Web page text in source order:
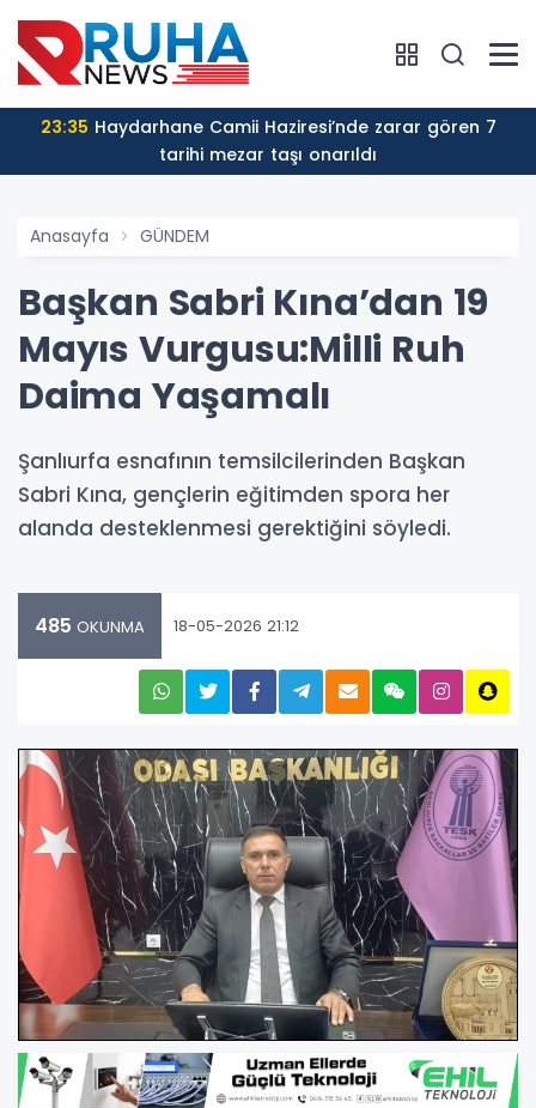
23:35
tarihi mezar taşı onarıldı
Anasayfa GÜNDEM
Başkan Sabri Kına’dan 19
Mayıs Vurgusu:Milli Ruh
Daima Yaşamalı
Şanlıurfa esnafının temsilcilerinden Başkan
Sabri Kına, gençlerin eğitimden spora her
alanda desteklenmesi gerektiğini söyledi.
485 OKUNMA 18-05-2026 21:12